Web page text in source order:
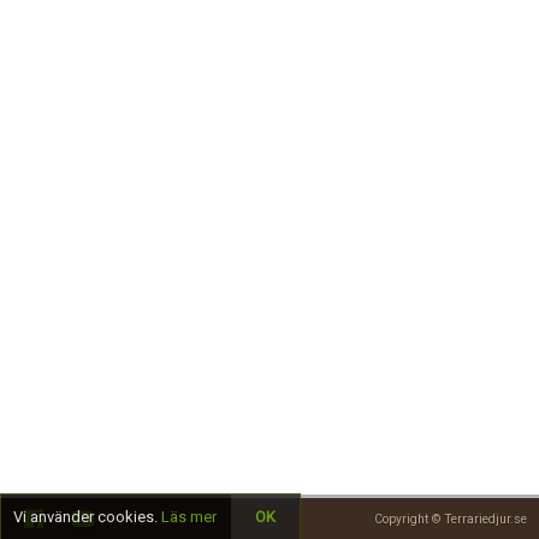
Copyright © Terrariedjur.se
Vi använder cookies. Läs mer OK